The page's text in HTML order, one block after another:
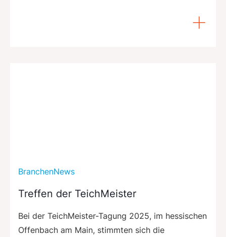
BranchenNews
Treffen der TeichMeister
Bei der TeichMeister-Tagung 2025, im hessischen
Offenbach am Main, stimmten sich die